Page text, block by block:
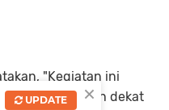
"Kegiatan ini
kami untuk lebih dekat
×
UPDATE